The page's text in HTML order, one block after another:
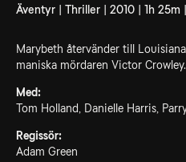
Äventyr | Thriller | 2010 | 1h 25m
Marybeth återvänder till
maniska mördaren Victor Crowley.
Med:
Tom Holland, Danielle Harris,
Regissör:
Adam Green